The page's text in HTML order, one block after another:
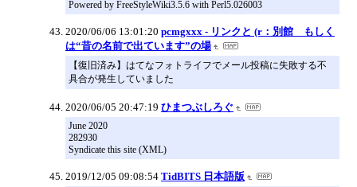
Powered by FreeStyleWiki3.5.6 with Perl5.026003
2020/06/06 13:01:20 pcmgxxx - リンクと (r：別館 もしく
は“昔の名前で出ています”の場
【復旧済み】はてなフォトライフでメール投稿に失敗する不
具合が発生していました
2020/06/05 20:47:19 ひまつぶしろぐ
June 2020
282930
Syndicate this site (XML)
2019/12/05 09:08:54 TidBITS 日本語版